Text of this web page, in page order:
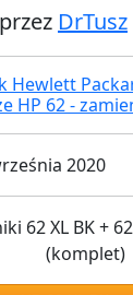
DrTusz
Hewlett
HP 62 -
2020